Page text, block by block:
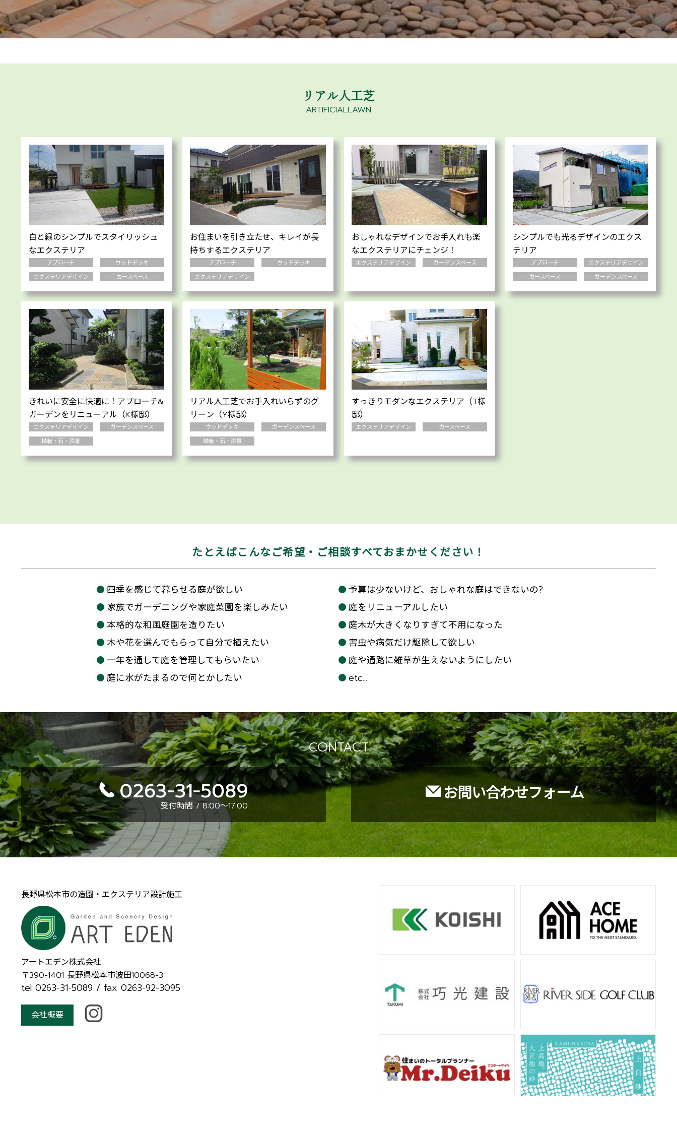
リアル人工芝
ARTIFICIALLAWN
白と緑のシンプルでスタイリッシュ
なエクステリア
アプロ―チ
ウッドデッキ
エクステリアデザイン
カースペース
お住まいを引き立たせ、キレイが長
持ちするエクステリア
アプロ―チ
ウッドデッキ
エクステリアデザイン
おしゃれなデザインでお手入れも楽
なエクステリアにチェンジ！
エクステリアデザイン ガーデンスペース
シンプルでも光るデザインのエクス
テリア
アプロ―チ
エクステリアデザイン
カースペース
ガーデンスペース
きれいに安全に快適に！アプローチ&
ガーデンをリニューアル（K様邸）
エクステリアデザイン
ガーデンスペース
植栽・石・添景
リアル人工芝でお手入れいらずのグ
リーン（Y様邸）
ウッドデッキ
ガーデンスペース
植栽・石・添景
すっきりモダンなエクステリア（T様
邸）
エクステリアデザイン カースペース
たとえばこんなご希望・ ご相談すべておまかせください！
四季を感じて暮らせる庭が欲しい
予算は少ないけど、おしゃれな庭はできないの?
家族でガーデニングや家庭菜園を楽しみたい
庭をリニューアルしたい
本格的な和風庭園を造りたい
庭木が大きくなりすぎて不用になった
木や花を選んでもらって自分で植えたい
害虫や病気だけ駆除して欲しい
一年を通して庭を管理してもらいたい
庭や通路に雑草が生えないようにしたい
庭に水がたまるので何とかしたい
etc...
CONTACT
0263-31-5089
受付時間 / 8:00～17:00
お問い合わせフォーム
長野県松本市の造園・エクステリア設計施工
アートエデン株式会社
〒390-1401 長野県松本市波田10068-3
tel 0263-31-5089 / fax 0263-92-3095
会社概要